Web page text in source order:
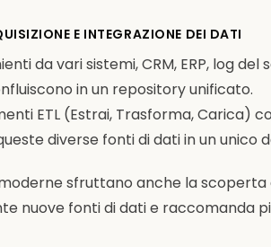
E INTEGRAZIONE DEI DATI
da vari sistemi, CRM, ERP, log
in un repository unificato.
ETL (Estrai, Trasforma, Carica)
diverse fonti di dati in un unico
sfruttano anche la scoperta
nuove fonti di dati e raccomanda